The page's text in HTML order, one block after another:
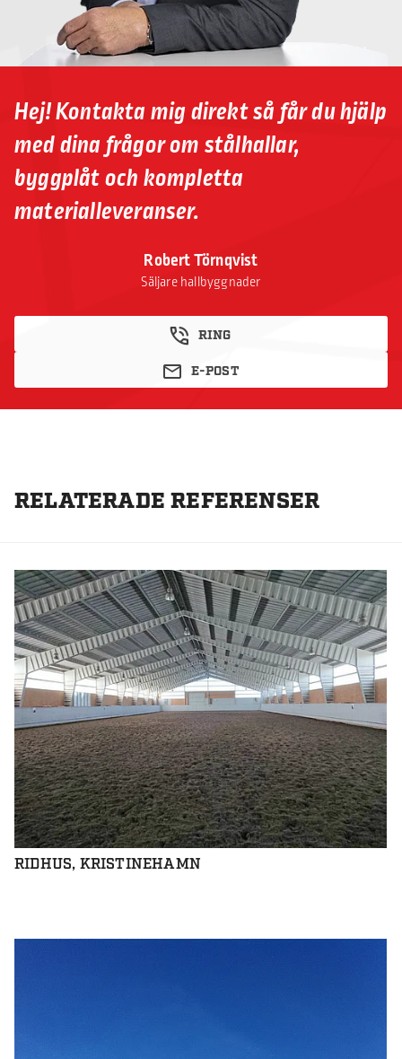
Robert Törnqvist
Säljare hallbyggnader
RING
E-POST
Hej! Kontakta mig direkt så får du hjälp
med dina frågor om stålhallar,
byggplåt och kompletta
materialleveranser.
RELATERADE REFERENSER
RIDHUS, KRISTINEHAMN